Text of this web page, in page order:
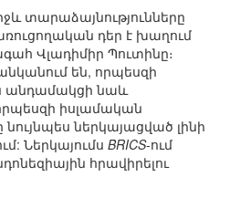
տարաձայնությունները
դեր է խաղում
Վլադիմիր Պուտինը։
են, որպեսզի
անդամակցի նաև
իսլամական
ներկայացված լինի
Ներկայումս BRICS-ում
հրավիրելու